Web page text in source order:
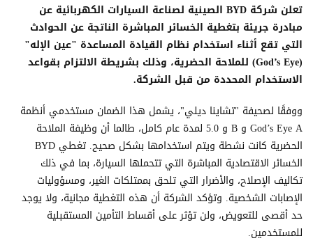
تعلن شركة BYD الصينية لصناعة السيارات الكهربائية عن
مبادرة جريئة بتغطية الخسائر المباشرة الناتجة عن الحوادث
التي تقع أثناء استخدام نظام القيادة المساعدة "عين الإله"
(God’s Eye) للملاحة الحضرية، وذلك بشريطة الالتزام بقواعد
الاستخدام المحددة من قبل الشركة.
ووفقًا لصحيفة "تشاينا ديلي"، يشمل هذا الضمان مستخدمي أنظمة
God’s Eye A و B و 5.0 لمدة عام كامل، طالما أن وظيفة الملاحة
الحضرية كانت نشطة ويتم استخدامها بشكل صحيح. تغطي BYD
الخسائر الاقتصادية المباشرة التي تتحملها السيارة، بما في ذلك
تكاليف الإصلاح، والأضرار التي تلحق بممتلكات الغير، ومسؤوليات
الإصابات الشخصية. وتؤكد الشركة أن هذه التغطية مجانية، ولا يوجد
حد أقصى للتعويض، ولن تؤثر على أقساط التأمين المستقبلية
للمستخدمين.